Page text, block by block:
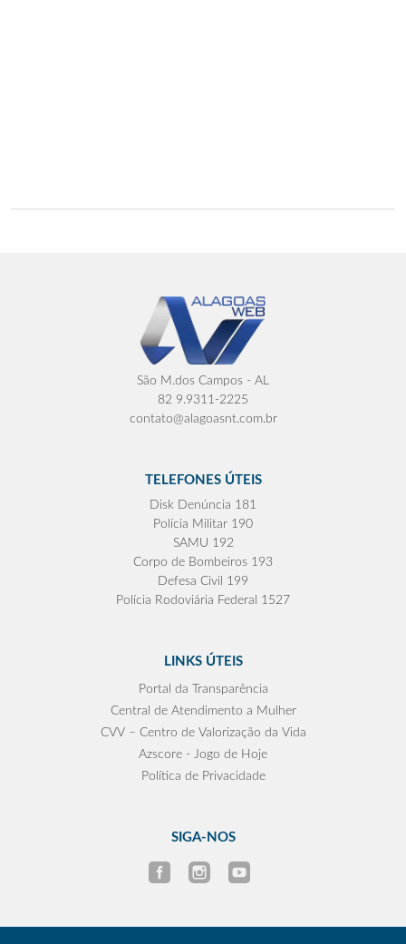
São M.dos Campos - AL
82 9.9311-2225
contato@alagoasnt.com.br
TELEFONES ÚTEIS
Disk Denúncia 181
Polícia Militar 190
SAMU 192
Corpo de Bombeiros 193
Defesa Civil 199
Polícia Rodoviária Federal 1527
LINKS ÚTEIS
Portal da Transparência
Central de Atendimento a Mulher
CVV – Centro de Valorização da Vida
Azscore - Jogo de Hoje
Política de Privacidade
SIGA-NOS